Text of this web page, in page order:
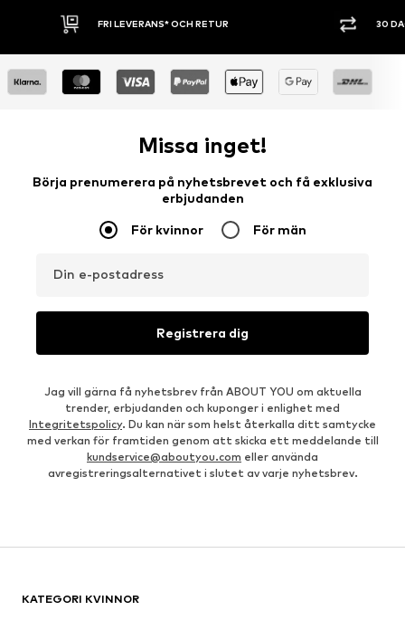
30 DAGARS ÖPPET KÖP SHOPPA
Missa inget!
Börja prenumerera på nyhetsbrevet och få exklusiva
erbjudanden
För kvinnor För män
Din e-postadress
Registrera dig
Jag vill gärna få nyhetsbrev från ABOUT YOU om aktuella
trender, erbjudanden och kuponger i enlighet med
Integritetspolicy. Du kan när som helst återkalla ditt samtycke
med verkan för framtiden genom att skicka ett meddelande till
kundservice@aboutyou.com eller använda
avregistreringsalternativet i slutet av varje nyhetsbrev.
KATEGORI KVINNOR